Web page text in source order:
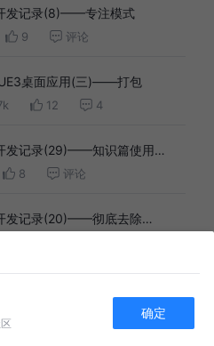
发记录(8)——专注模式
9 评论
桌面应用(三)——打包
12 4
发记录(29)——知识篇使用
8 评论
发记录(20)——彻底去除
确定